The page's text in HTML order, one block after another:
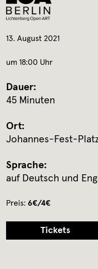
13. August 2021
um 18:00 Uhr
Dauer:
45 Minuten
Ort:
Johannes-Fest-
Sprache:
auf Deutsch und
Preis: 6€/4€
Tickets